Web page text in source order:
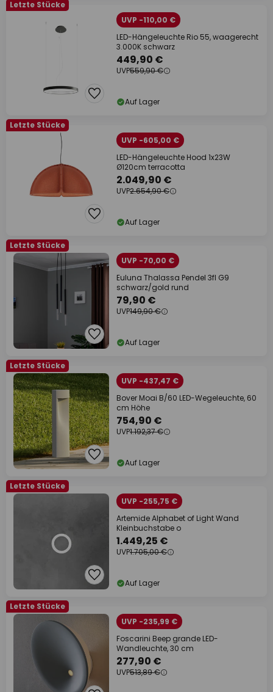
Letzte Stücke
UVP -110,00 €
LED-Hängeleuchte Rio 55, waagerecht
3.000K schwarz
449,90 €
UVP559,90 €
Auf Lager
Letzte Stücke
UVP -605,00 €
LED-Hängeleuchte Hood 1x23W
Ø120cm terracotta
2.049,90 €
UVP2.654,90 €
Auf Lager
Letzte Stücke
UVP -70,00 €
Euluna Thalassa Pendel 3fl G9
schwarz/gold rund
79,90 €
UVP149,90 €
Auf Lager
Letzte Stücke
UVP -437,47 €
Bover Moai B/60 LED-Wegeleuchte, 60
cm Höhe
754,90 €
UVP1.192,37 €
Auf Lager
Letzte Stücke
UVP -255,75 €
Artemide Alphabet of Light Wand
Kleinbuchstabe o
1.449,25 €
UVP1.705,00 €
Auf Lager
Letzte Stücke
UVP -235,99 €
Foscarini Beep grande LED-
Wandleuchte, 30 cm
277,90 €
UVP513,89 €